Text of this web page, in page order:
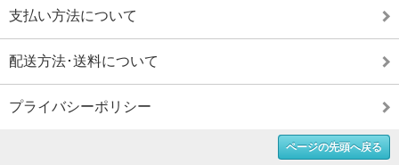
支払い方法について
配送方法･送料について
プライバシーポリシー
ページの先頭へ戻る